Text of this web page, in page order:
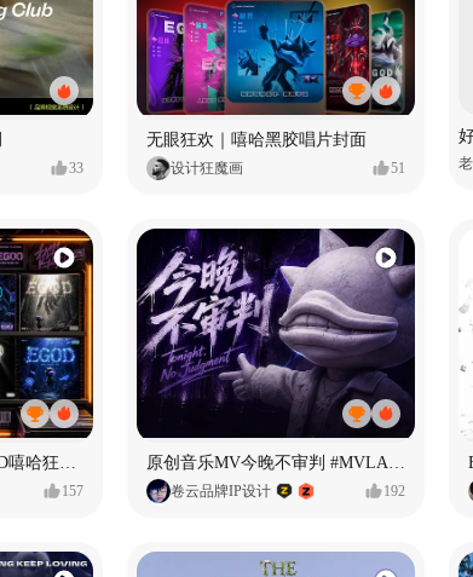
33
无眼狂欢｜嘻哈黑胶唱片封面
设计狂魔画 51
157 卷云品牌IP设计 192